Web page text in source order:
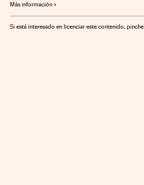
Más información
Si está interesado en licenciar este contenido, pinche